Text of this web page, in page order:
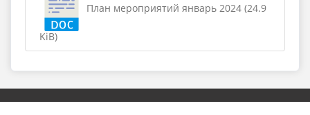
План мероприятий январь 2024 (24.9
KiB)